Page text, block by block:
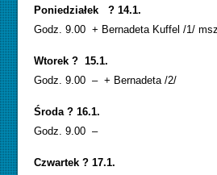
Poniedziałek ? 14.1.
Godz. 9.00 + Bernadeta Kuffel /1/
Wtorek ? 15.1.
Godz. 9.00 – + Bernadeta /2/
Środa ? 16.1.
Godz. 9.00 –
Czwartek ? 17.1.